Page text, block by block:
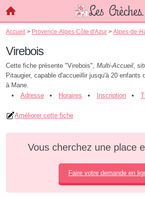
Accueil > Provence-Alpes-Côte d'Azur > Alpes-de-
Virebois
Cette fiche présente "Virebois", Multi-Accueil,
Pitaugier, capable d'accueillir jusqu'à 20 enfants
à Mane.
Adresse
Horaires Inscription
Améliorer cette fiche
Vous cherchez une place
Faire votre demande en